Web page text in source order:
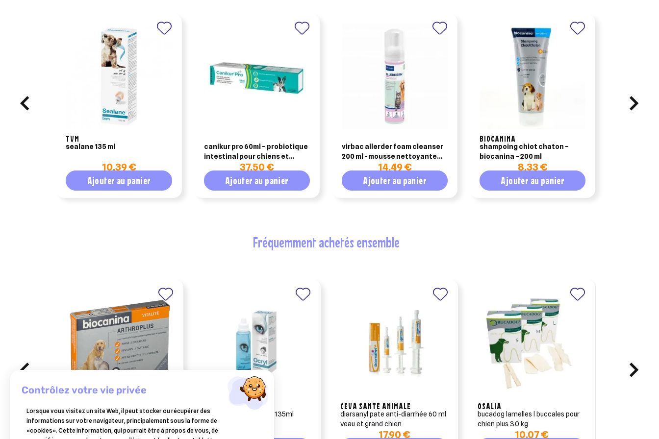
TVM
sealane 135 ml
10,39 €
Ajouter au panier
canikur pro 60ml – probiotique
intestinal pour chiens et
37,50 €
Ajouter au panier
virbac allerder foam cleanser
200 ml - mousse nettoyante
sans rinçage pour chien et
chat
14,49 €
Ajouter au panier
BIOCANINA
shampoing chiot chaton –
biocanina – 200 ml
8,33 €
Ajouter au panier
fréquemment achetés ensemble
BIOCANINA
arthroplus biocanina chien&chat
40 cpr appétents
17,84 €
TVM
ocryl produit d'hygiène 135ml
CEVA SANTE ANIMALE
diarsanyl pate anti-diarrhée 60 ml
veau et grand chien
17,90 €
OSALIA
bucadog lamelles l buccales pour
chien plus 30 kg
10,07 €
contrôlez votre vie privée
Lorsque vous visitez un site Web, il peut stocker ou récupérer des
informations sur votre navigateur, principalement sous la forme de
«cookies». Cette information, qui pourrait être à propos de vous, de